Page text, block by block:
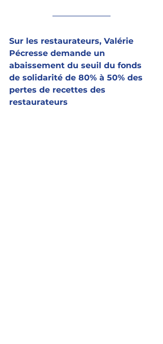
Sur les restaurateurs, Valérie
Pécresse demande un
abaissement du seuil du fonds
de solidarité de 80% à 50% des
pertes de recettes des
restaurateurs